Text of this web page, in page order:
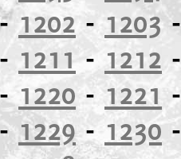
1202- 1203
- 1211- 1212
1220- 1221
1229- 1230